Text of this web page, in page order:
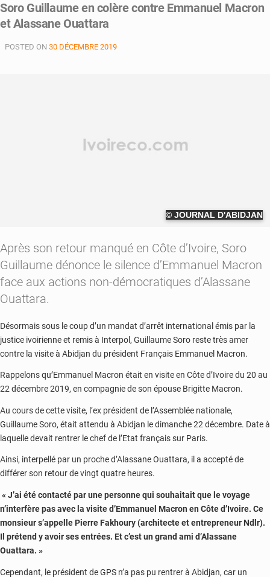
Soro Guillaume en colère contre Emmanuel Macron
et Alassane Ouattara
POSTED ON 30 DÉCEMBRE 2019
© JOURNAL D'ABIDJAN
Après son retour manqué en Côte d’Ivoire, Soro
Guillaume dénonce le silence d’Emmanuel Macron
face aux actions non-démocratiques d’Alassane
Ouattara.
Désormais sous le coup d’un mandat d’arrêt international émis par la
justice ivoirienne et remis à Interpol, Guillaume Soro reste très amer
contre la visite à Abidjan du président Français Emmanuel Macron.
Rappelons qu’Emmanuel Macron était en visite en Côte d’Ivoire du 20 au
22 décembre 2019, en compagnie de son épouse Brigitte Macron.
Au cours de cette visite, l’ex président de l’Assemblée nationale,
Guillaume Soro, était attendu à Abidjan le dimanche 22 décembre. Date à
laquelle devait rentrer le chef de l’Etat français sur Paris.
Ainsi, interpellé par un proche d’Alassane Ouattara, il a accepté de
différer son retour de vingt quatre heures.
« J’ai été contacté par une personne qui souhaitait que le voyage
n’interfère pas avec la visite d’Emmanuel Macron en Côte d’Ivoire. Ce
monsieur s’appelle Pierre Fakhoury(architecte et entrepreneur Ndlr).
Il prétend y avoir ses entrées. Et c’est un grand ami d’Alassane
Ouattara. »
Cependant, le président de GPS n’a pas pu rentrer à Abidjan, car un